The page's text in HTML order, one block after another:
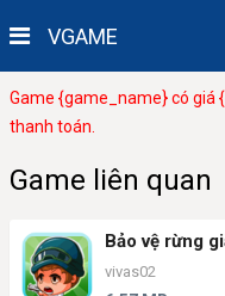
VGAME
Game {game_name} có giá
thanh toán.
Game liên quan
Bảo vệ rừng
vivas02